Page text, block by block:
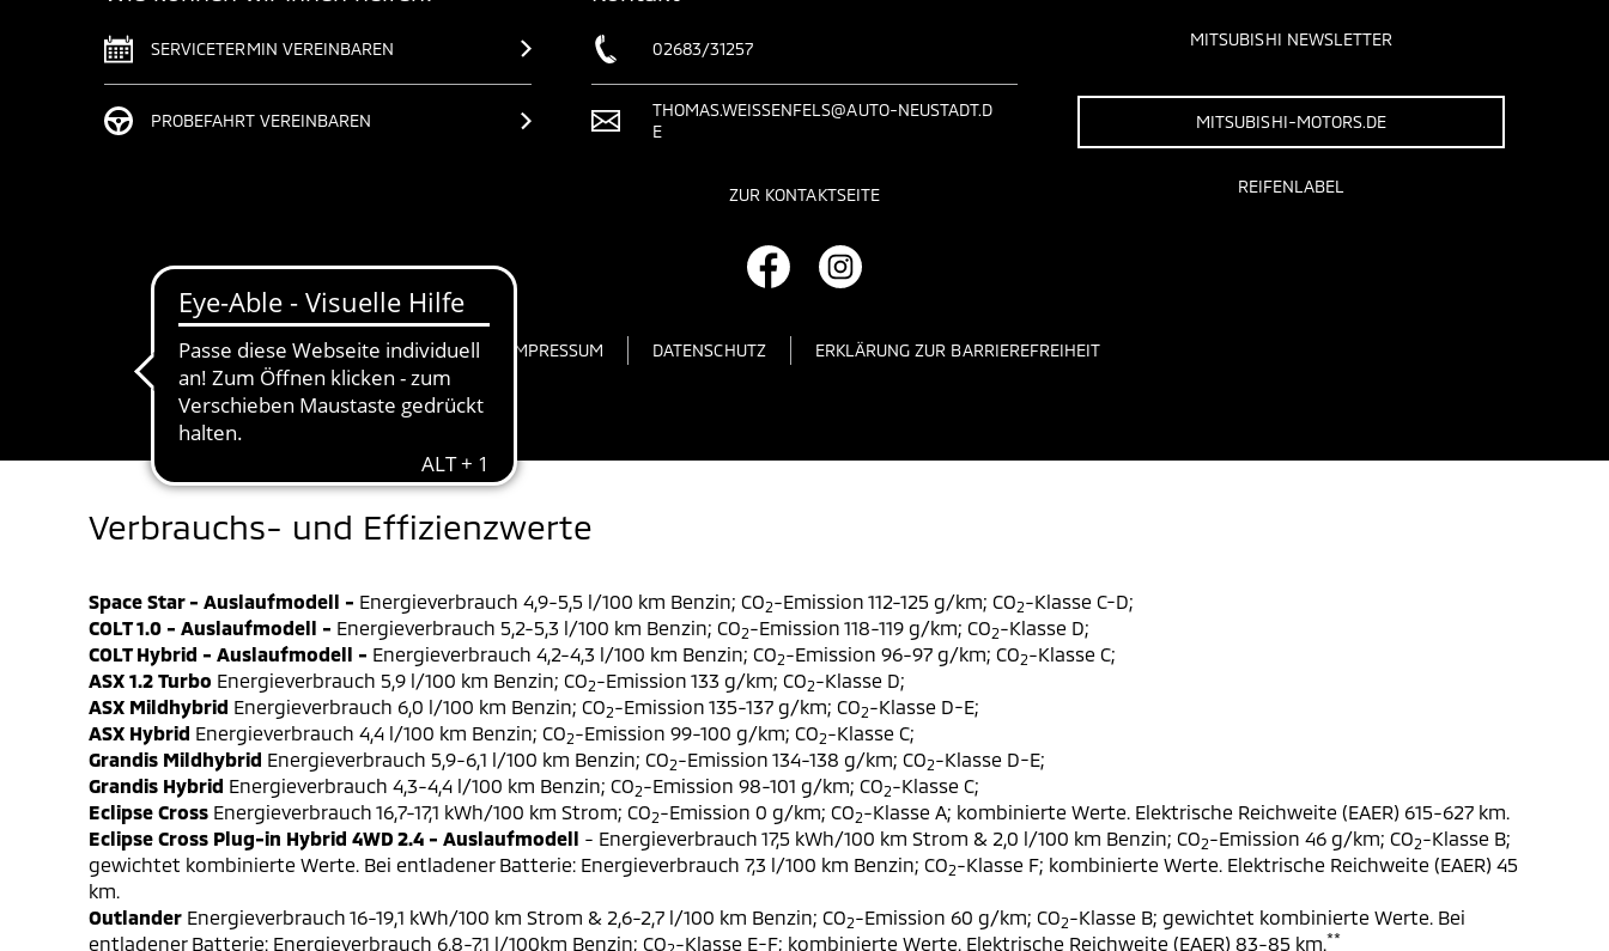
SERVICETERMIN VEREINBAREN
PROBEFAHRT VEREINBAREN
02683/31257
THOMAS.WEISSENFELS@AUTO-NEUSTADT.D
E
ZUR KONTAKTSEITE
MITSUBISHI NEWSLETTER
MITSUBISHI-MOTORS.DE
REIFENLABEL
IMPRESSUM DATENSCHUTZ ERKLÄRUNG ZUR BARRIEREFREIHEIT
Verbrauchs- und Effizienzwerte
Space Star - Auslaufmodell - Energieverbrauch 4,9-5,5 l/100 km Benzin; CO2-Emission 112-125 g/km; CO2-Klasse C-D;
COLT 1.0 - Auslaufmodell - Energieverbrauch 5,2-5,3 l/100 km Benzin; CO2-Emission 118-119 g/km; CO2-Klasse D;
COLT Hybrid - Auslaufmodell - Energieverbrauch 4,2-4,3 l/100 km Benzin; CO2-Emission 96-97 g/km; CO2-Klasse C;
ASX 1.2 Turbo Energieverbrauch 5,9 l/100 km Benzin; CO2-Emission 133 g/km; CO2-Klasse D;
ASX Mildhybrid Energieverbrauch 6,0 l/100 km Benzin; CO2-Emission 135-137 g/km; CO2-Klasse D-E;
ASX Hybrid Energieverbrauch 4,4 l/100 km Benzin; CO2-Emission 99-100 g/km; CO2-Klasse C;
Grandis Mildhybrid Energieverbrauch 5,9-6,1 l/100 km Benzin; CO2-Emission 134-138 g/km; CO2-Klasse D-E;
Grandis Hybrid Energieverbrauch 4,3-4,4 l/100 km Benzin; CO2-Emission 98-101 g/km; CO2-Klasse C;
Eclipse Cross Energieverbrauch 16,7-17,1 kWh/100 km Strom; CO2-Emission 0 g/km; CO2-Klasse A; kombinierte Werte. Elektrische Reichweite (EAER) 615-627 km.
Eclipse Cross Plug-in Hybrid 4WD 2.4 - Auslaufmodell - Energieverbrauch 17,5 kWh/100 km Strom & 2,0 l/100 km Benzin; CO2-Emission 46 g/km; CO2-Klasse B;
gewichtet kombinierte Werte. Bei entladener Batterie: Energieverbrauch 7,3 l/100 km Benzin; CO2-Klasse F; kombinierte Werte. Elektrische Reichweite (EAER) 45
km.
Outlander Energieverbrauch 16-19,1 kWh/100 km Strom & 2,6-2,7 l/100 km Benzin; CO2-Emission 60 g/km; CO2-Klasse B; gewichtet kombinierte Werte. Bei
entladener Batterie: Energieverbrauch 6,8-7,1 l/100km Benzin; CO -Klasse E-F; kombinierte Werte. Elektrische Reichweite (EAER) 83-85 km.**